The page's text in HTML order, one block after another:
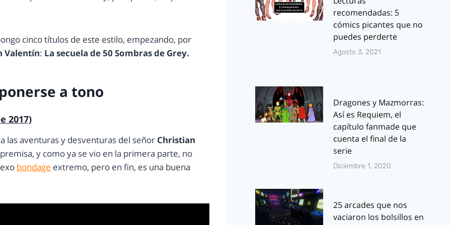
cinco títulos de este estilo, empezando, por
Valentín: La secuela de 50 Sombras de Grey.
a tono
2017)
las aventuras y desventuras del señor Christian
y como ya se vio en la primera parte, no
bondage extremo, pero en fin, es una buena
recomendadas: 5
cómics picantes que no
puedes perderte
Agosto 3, 2021
Dragones y Mazmorras:
Así es Requiem, el
capítulo fanmade que
cuenta el final de la
serie
Diciembre 1, 2020
25 arcades que nos
vaciaron los bolsillos en